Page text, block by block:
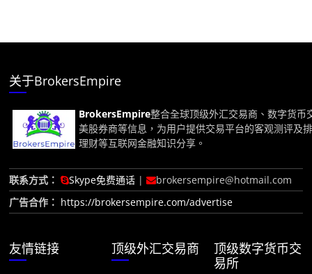
关于BrokersEmpire
BrokersEmpire整合全球顶级外汇交易商、数字货币
美股券商等信息，为用户提供交易平台的客观测评及
理财等互联网金融知识分享。
联系方式： Skype免费通话 |
brokersempire@hotmail.com
广告合作： https://brokersempire.com/advertise
友情链接 顶级外汇交易商
顶级数字货币交
易所